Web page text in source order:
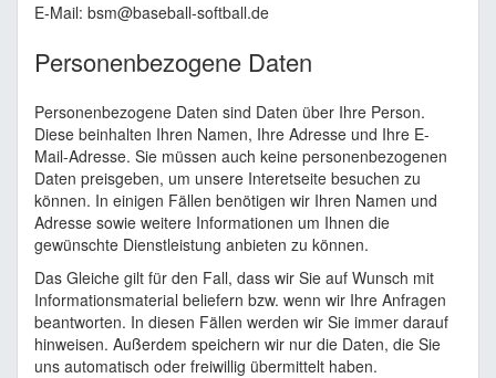
E-Mail: bsm@baseball-softball.de
Personenbezogene Daten
Personenbezogene Daten sind Daten über Ihre Person.
Diese beinhalten Ihren Namen, Ihre Adresse und Ihre E-
Mail-Adresse. Sie müssen auch keine personenbezogenen
Daten preisgeben, um unsere Interetseite besuchen zu
können. In einigen Fällen benötigen wir Ihren Namen und
Adresse sowie weitere Informationen um Ihnen die
gewünschte Dienstleistung anbieten zu können.
Das Gleiche gilt für den Fall, dass wir Sie auf Wunsch mit
Informationsmaterial beliefern bzw. wenn wir Ihre Anfragen
beantworten. In diesen Fällen werden wir Sie immer darauf
hinweisen. Außerdem speichern wir nur die Daten, die Sie
uns automatisch oder freiwillig übermittelt haben.